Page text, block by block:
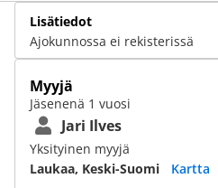
Lisätiedot
Ajokunnossa ei rekisterissä
Myyjä
Jäsenenä 1 vuosi
Jari Ilves
Yksityinen myyjä
Laukaa, Keski-Suomi
Kartta